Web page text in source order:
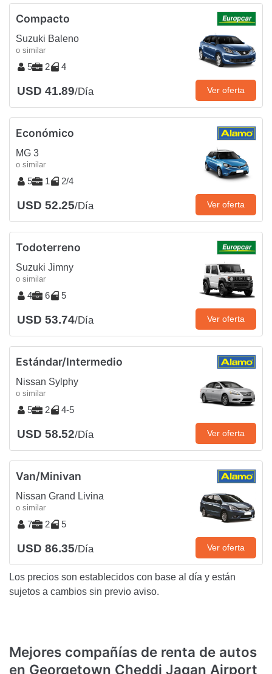
Compacto
Suzuki Baleno
o similar
5 2 4
USD 41.89/Día Ver oferta
Económico
MG 3
o similar
5 1 2/4
USD 52.25/Día Ver oferta
Todoterreno
Suzuki Jimny
o similar
4 6 5
USD 53.74/Día Ver oferta
Estándar/Intermedio
Nissan Sylphy
o similar
5 2 4-5
USD 58.52/Día Ver oferta
Van/Minivan
Nissan Grand Livina
o similar
7 2 5
USD 86.35/Día Ver oferta
Los precios son establecidos con base al día y están
sujetos a cambios sin previo aviso.
Mejores compañías de renta de autos
en Georgetown Cheddi Jagan Airport